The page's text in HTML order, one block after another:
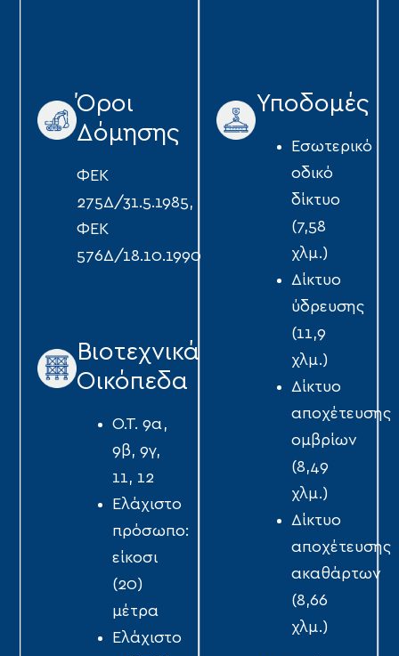
Όροι
Δόμησης
ΦΕΚ
275Δ/31.5.1985,
ΦΕΚ
576Δ/18.10.1990
Βιοτεχνικά
Οικόπεδα
Ο.Τ. 9α,
9β, 9γ,
11, 12
Ελάχιστο
πρόσωπο:
είκοσι
(20)
µέτρα
Ελάχιστο
Υποδομές
Eσωτερικό
οδικό
δίκτυο
(7,58
χλμ.)
Δίκτυο
ύδρευσης
(11,9
χλμ.)
Δίκτυο
αποχέτευσης
οµβρίων
(8,49
χλμ.)
Δίκτυο
αποχέτευσης
ακαθάρτων
(8,66
χλμ.)